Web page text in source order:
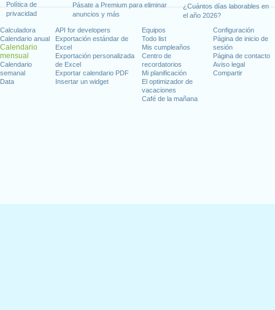
Política de
privacidad
Pásate a Premium para eliminar
anuncios y más
¿Cuántos días laborables en
el año 2026?
Calculadora
Calendario anual
Calendario
mensual
Calendario
semanal
Data
API for developers
Exportación estándar de
Excel
Exportación personalizada
de Excel
Exportar calendario PDF
Insertar un widget
Equipos
Todo list
Mis cumpleaños
Centro de
recordatorios
Mi planificación
El optimizador de
vacaciones
Café de la mañana
Configuración
Página de inicio de
sesión
Página de contacto
Aviso legal
Compartir